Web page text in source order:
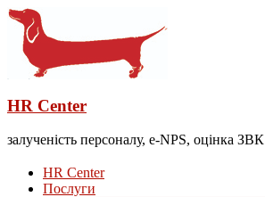
HR Center
залученість персоналу, e-NPS, оцінка ЗВК
HR Center
Послуги